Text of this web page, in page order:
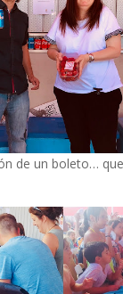
de un boleto…